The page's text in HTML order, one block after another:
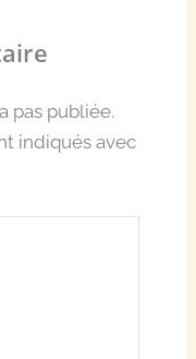
pas publiée.
indiqués avec